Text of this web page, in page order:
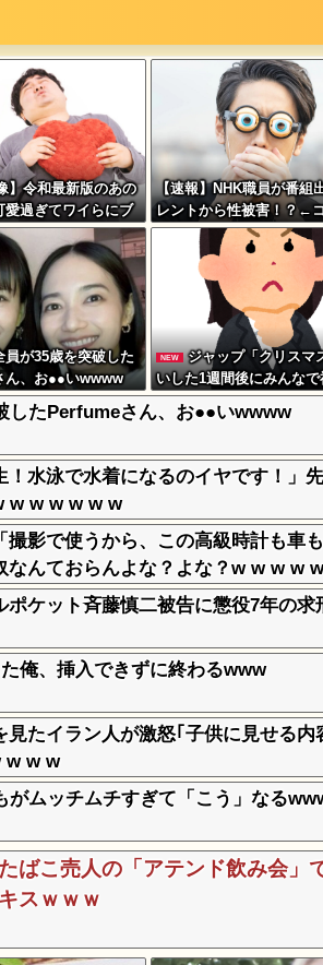
】令和最新版のあの
愛過ぎてワイらにブ
くりw w w w w w
【速報】NHK職員が番組
レントから性被害！？←
ジならヤバくねーか？
員が35歳を突破した
ん、お●●いwwww
NEW
ジャップ「クリスマ
いした1週間後にみんな
きます」←これ
したPerfumeさん、お●●いwwww
！水泳で水着になるのイヤです！
w w w w w w
撮影で使うから、この高級時計も車
なんておらんよな？よな？w w w w
ポケット斉藤慎二被告に懲役7年の
俺、挿入できずに終わるwww
見たイラン人が激怒｢子供に見せる
w w w
がムッチムチすぎて「こう」なる
ばこ売人の「アテンド飲み会」
スｗｗｗ